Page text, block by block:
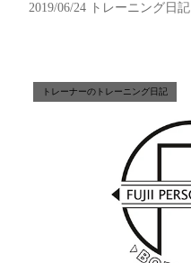
2019/06/24 トレーニング日記
トレーナーのトレーニング日記